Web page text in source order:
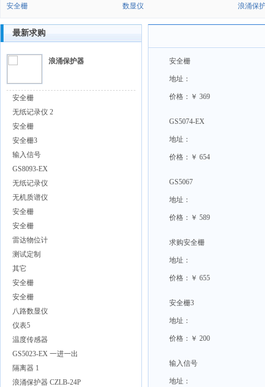
安全栅 数显仪 浪涌保
最新求购
浪涌保护器
安全栅
无纸记录仪 2
安全栅
安全栅3
输入信号
GS8093-EX
无纸记录仪
无机质谱仪
安全栅
安全栅
雷达物位计
测试定制
其它
安全栅
安全栅
八路数显仪
仪表5
温度传感器
GS5023-EX 一进一出
隔离器 1
浪涌保护器 CZLB-24P
安全栅
地址：
价格：￥ 369
GS5074-EX
地址：
价格：￥ 654
GS5067
地址：
价格：￥ 589
求购安全栅
地址：
价格：￥ 655
安全栅3
地址：
价格：￥ 200
输入信号
地址：